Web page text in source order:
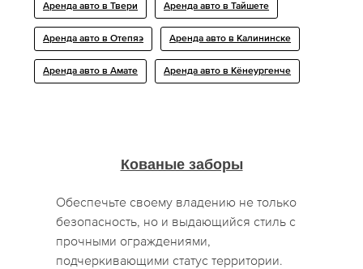
Аренда авто в Твери Аренда авто в Тайшете
Аренда авто в Отепяэ Аренда авто в Калининске
Аренда авто в Амате Аренда авто в Кёнеургенче
Кованые заборы
Обеспечьте своему владению не только
безопасность, но и выдающийся стиль с
прочными ограждениями,
подчеркивающими статус территории.